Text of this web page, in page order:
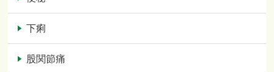
下痢
股関節痛